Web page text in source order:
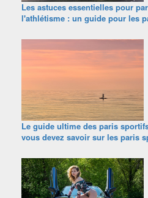
Les astuces essentielles pour
l'athlétisme : un guide pour les
Le guide ultime des paris
vous devez savoir sur les paris